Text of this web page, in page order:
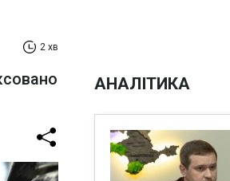
2 хв
АНАЛІТИКА